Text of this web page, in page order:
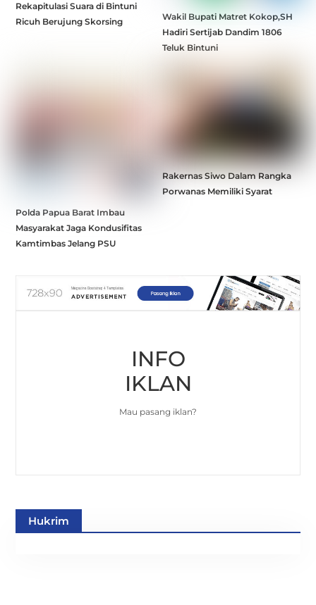
Rekapitulasi Suara di Bintuni
Ricuh Berujung Skorsing
Wakil Bupati Matret Kokop,SH
Hadiri Sertijab Dandim 1806
Teluk Bintuni
Polda Papua Barat Imbau
Masyarakat Jaga Kondusifitas
Kamtimbas Jelang PSU
Rakernas Siwo Dalam Rangka
Porwanas Memiliki Syarat
INFO
IKLAN
Mau pasang iklan?
Hukrim